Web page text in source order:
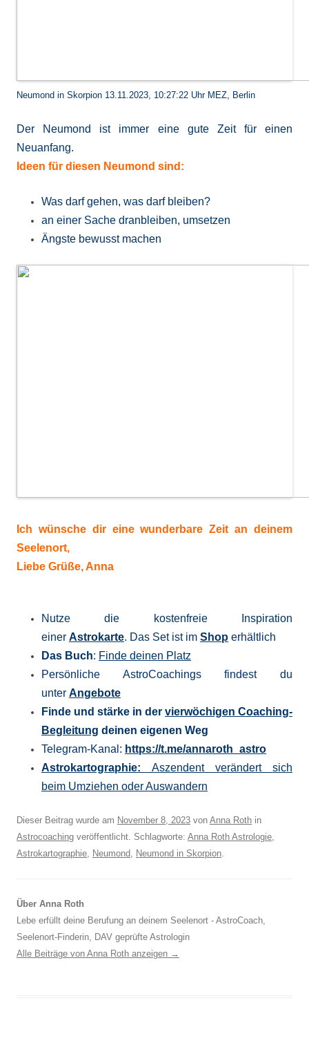
Neumond in Skorpion 13.11.2023, 10:27:22 Uhr MEZ, Berlin
Der Neumond ist immer eine gute Zeit für einen
Neuanfang.
Ideen für diesen Neumond sind:
Was darf gehen, was darf bleiben?
an einer Sache dranbleiben, umsetzen
Ängste bewusst machen
Ich wünsche dir eine wunderbare Zeit an deinem
Seelenort,
Liebe Grüße, Anna
Nutze die kostenfreie Inspiration
einer Astrokarte. Das Set ist im Shop erhältlich
Das Buch: Finde deinen Platz
Persönliche AstroCoachings findest du
unter Angebote
Finde und stärke in der vierwöchigen Coaching-
Begleitung deinen eigenen Weg
Telegram-Kanal: https://t.me/annaroth_astro
Astrokartographie: Aszendent verändert sich
beim Umziehen oder Auswandern
Dieser Beitrag wurde am November 8, 2023 von Anna Roth in
Astrocoaching veröffentlicht. Schlagworte: Anna Roth Astrologie,
Astrokartographie, Neumond, Neumond in Skorpion.
Über Anna Roth
Lebe erfüllt deine Berufung an deinem Seelenort - AstroCoach,
Seelenort-Finderin, DAV geprüfte Astrologin
Alle Beiträge von Anna Roth anzeigen →